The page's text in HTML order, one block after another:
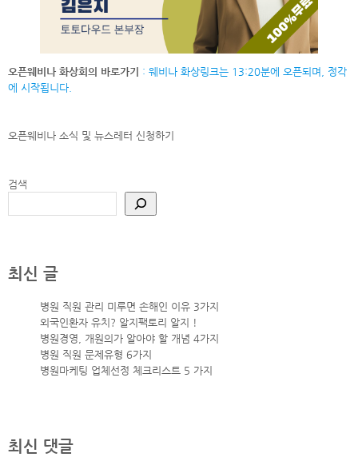
오픈웨비나 화상회의 바로가기
: 웨비나 화상링크는 13:20분에 오픈되며, 정각
에 시작됩니다.
오픈웨비나 소식 및 뉴스레터 신청하기
검색
최신 글
병원 직원 관리 미루면 손해인 이유 3가지
외국인환자 유치? 알지팩토리 알지 !
병원경영, 개원의가 알아야 할 개념 4가지
병원 직원 문제유형 6가지
병원마케팅 업체선정 체크리스트 5 가지
최신 댓글